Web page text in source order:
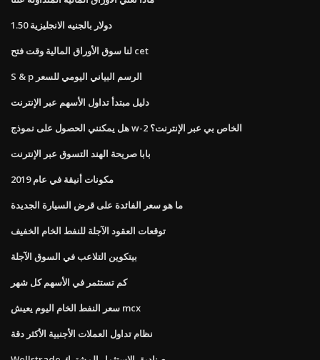
1.50 دولار بالجنيه الانجليزية
لنا سوق الأوراق المالية وقت فتح cet
S & p الرسم البياني اليومي للسعر
دليل مبتدأ تداول الأسهم عبر الإنترنت
هل يمكنني الحصول على نموذج w-2 الخاص بي عبر الإنترنت؟
بابا صريحة الهند التسوق عبر الإنترنت
مكونات أنيقة في عام 2019
ما هو سعر الفائدة على قرض السيارة الجديدة
توقعات العقود الآجلة للنفط الخام الخفيف
بيتكوين التلاعب في السوق الآجلة
كم تستثمر في الأسهم كل شهر
سعر النفط الخام اليوم يعيش mcx
نظام تداول العملات الأجنبية الأكثر دقة